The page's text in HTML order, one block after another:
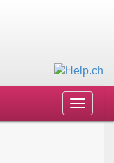
Toggle